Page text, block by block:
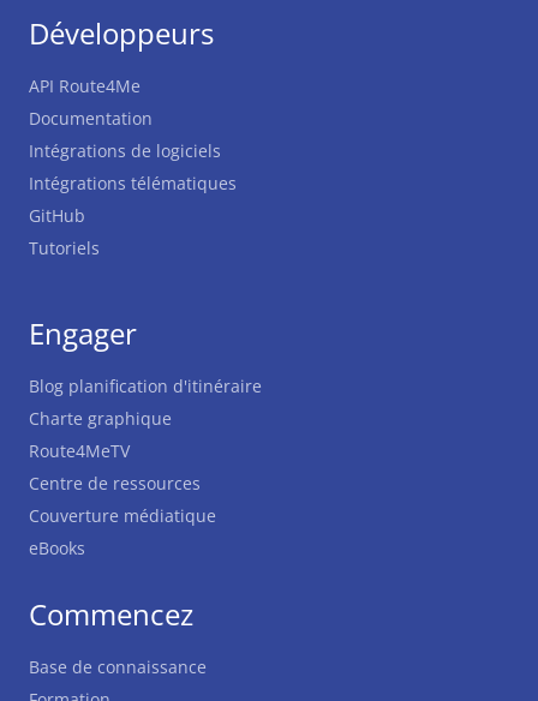
Commencez
Base de connaissance
Développeurs
API Route4Me
Documentation
Intégrations de logiciels
Intégrations télématiques
GitHub
Tutoriels
Engager
Blog planification d'itinéraire
Charte graphique
Route4MeTV
Centre de ressources
Couverture médiatique
eBooks